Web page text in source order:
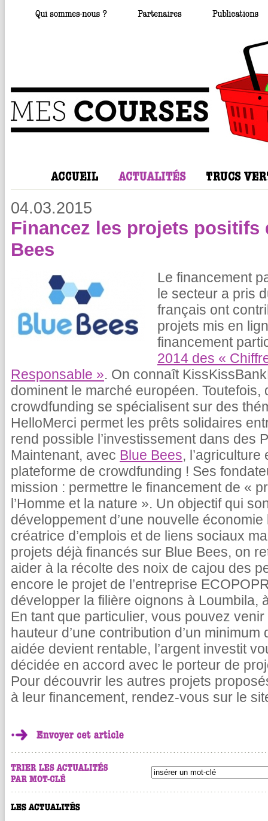
04.03.2015
Financez les projets positifs
Bees
Le financement
le secteur a pris
français ont
projets mis en
financement
2014 des «
Responsable ». On connaît
dominent le marché européen. Toutefois,
crowdfunding se spécialisent sur des
HelloMerci permet les prêts solidaires
rend possible l’investissement dans des
Maintenant, avec Blue Bees, l’agriculture
plateforme de crowdfunding ! Ses
mission : permettre le financement de «
l’Homme et la nature ». Un objectif qui
développement d’une nouvelle
créatrice d’emplois et de liens sociaux
projets déjà financés sur Blue Bees, on
aider à la récolte des noix de cajou des
encore le projet de l’entreprise
développer la filière oignons à Loumbila,
En tant que particulier, vous pouvez
hauteur d’une contribution d’un
aidée devient rentable, l’argent investit
décidée en accord avec le porteur de
Pour découvrir les autres projets
à leur financement, rendez-vous sur le